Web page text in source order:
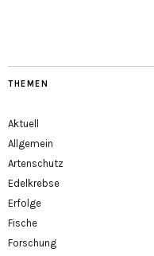
THEMEN
Aktuell
Allgemein
Artenschutz
Edelkrebse
Erfolge
Fische
Forschung